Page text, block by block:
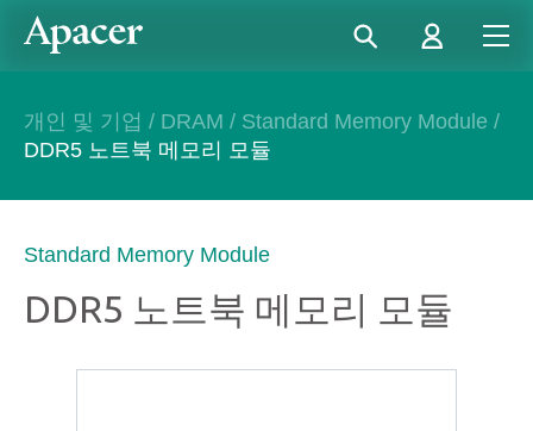
개인 및 기업 / DRAM / Standard Memory Module /
DDR5 노트북 메모리 모듈
Standard Memory Module
DDR5 노트북 메모리 모듈